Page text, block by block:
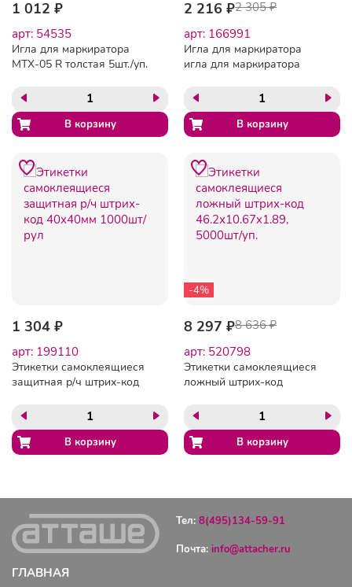
1 012 ₽
арт: 54535
Игла для маркиратора
MTX-05 R толстая 5шт./уп.
2 216 ₽2 305 ₽
арт: 166991
Игла для маркиратора
игла для маркиратора
5шт/уп
1 304 ₽
арт: 199110
Этикетки самоклеящиеся
защитная р/ч штрих-код
-4%
8 297 ₽8 636 ₽
арт: 520798
Этикетки самоклеящиеся
ложный штрих-код
уп.
Тел: 8(495)134-59-91
Почта: info@attacher.ru
ГЛАВНАЯ